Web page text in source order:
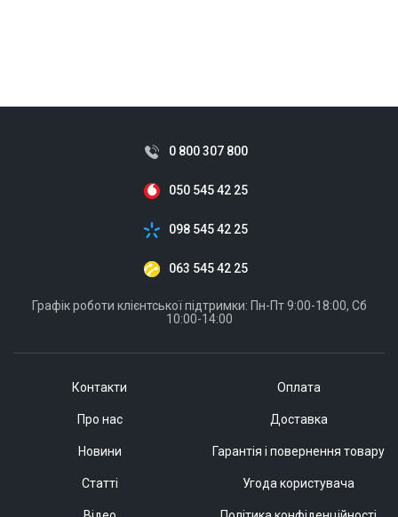
Контакти
Про нас
Новини
Статті
Оплата
Доставка
Гарантія і повернення товару
Угода користувача
0 800 307 800
050 545 42 25
098 545 42 25
063 545 42 25
Графік роботи клієнтської підтримки: Пн-Пт 9:00-18:00, Сб
10:00-14:00